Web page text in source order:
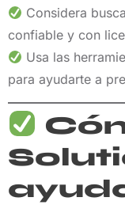
Considera
confiable y con
Usa las
para ayudarte a